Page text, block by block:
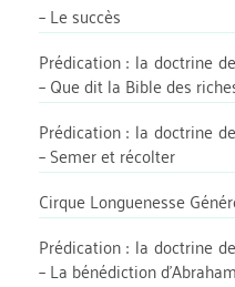
– Le succès
Prédication : la doctrine
– Que dit la Bible des
Prédication : la doctrine
– Semer et récolter
Cirque Longuenesse
Prédication : la doctrine
– La bénédiction d’Abraham